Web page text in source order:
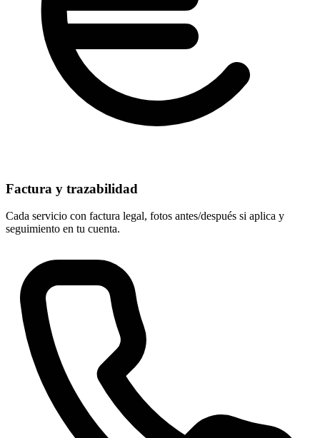
Factura y trazabilidad
Cada servicio con factura legal, fotos antes/después si aplica y
seguimiento en tu cuenta.